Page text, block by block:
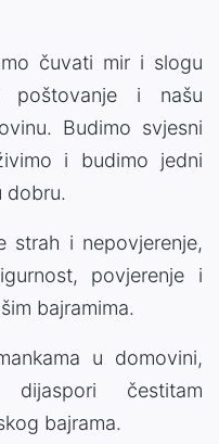
čuvati mir i slogu
poštovanje i našu
Budimo svjesni
i budimo jedni
dobru.
strah i nepovjerenje,
povjerenje i
bajramima.
u domovini,
čestitam
bajrama.